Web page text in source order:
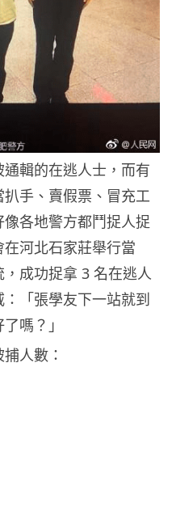
輯的在逃人士，而有
手、賣假票、冒充工
各地警方都鬥捉人捉
河北石家莊舉行當
成功捉拿 3 名在逃人
「張學友下一站就到
嗎？」
人數：